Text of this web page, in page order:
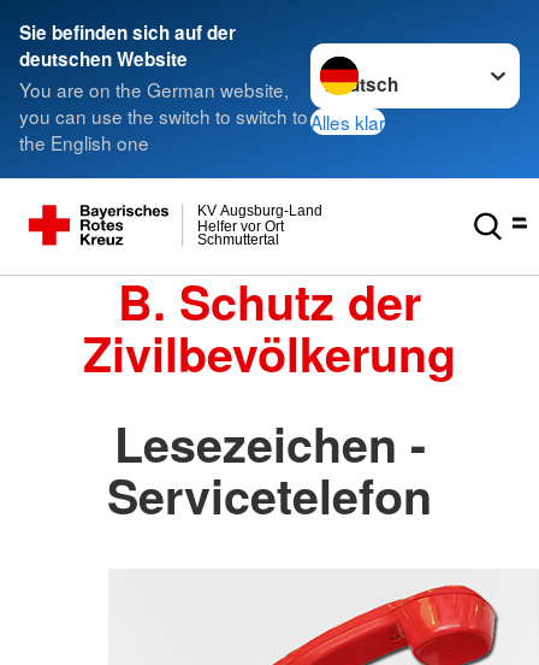
Sie befinden sich auf der
deutschen Website
You are on the German website,
you can use the switch to switch to
the English one
Sprache wechseln zu
Alles klar
Schmuttertal
Helfer vor Ort
KV Augsburg-Land
B. Schutz der
Zivilbevölkerung
Lesezeichen -
Servicetelefon